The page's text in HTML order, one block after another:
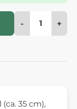
- +
35 cm),